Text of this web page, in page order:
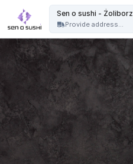
Sen o sushi - Żoliborz
Provide address...